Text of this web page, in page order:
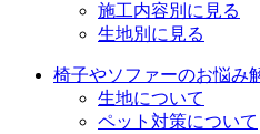
施工内容別に見る
生地別に見る
椅子やソファーのお悩み
生地について
ペット対策について